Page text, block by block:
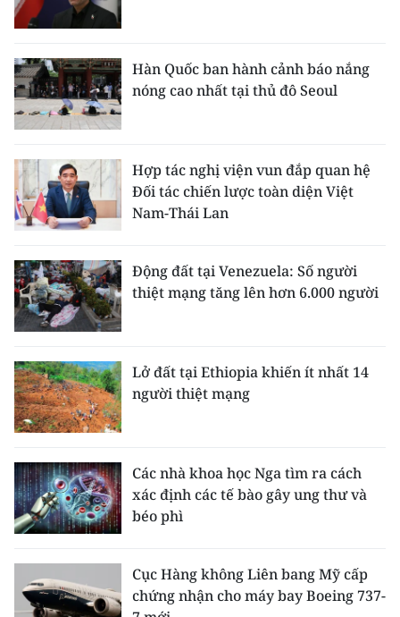
Hàn Quốc ban hành cảnh báo nắng
nóng cao nhất tại thủ đô Seoul
Hợp tác nghị viện vun đắp quan hệ
Đối tác chiến lược toàn diện Việt
Nam-Thái Lan
Động đất tại Venezuela: Số người
thiệt mạng tăng lên hơn 6.000 người
Lở đất tại Ethiopia khiến ít nhất 14
người thiệt mạng
Các nhà khoa học Nga tìm ra cách
xác định các tế bào gây ung thư và
béo phì
Cục Hàng không Liên bang Mỹ cấp
chứng nhận cho máy bay Boeing 737-